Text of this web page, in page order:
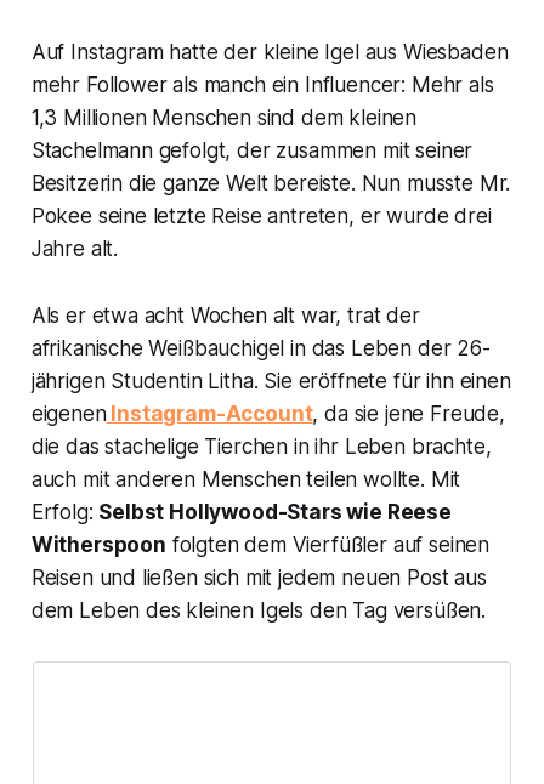
Auf Instagram hatte der kleine Igel aus Wiesbaden
mehr Follower als manch ein Influencer: Mehr als
1,3 Millionen Menschen sind dem kleinen
Stachelmann gefolgt, der zusammen mit seiner
Besitzerin die ganze Welt bereiste. Nun musste Mr.
Pokee seine letzte Reise antreten, er wurde drei
Jahre alt.
Als er etwa acht Wochen alt war, trat der
afrikanische Weißbauchigel in das Leben der 26-
jährigen Studentin Litha. Sie eröffnete für ihn einen
eigenenInstagram-Account, da sie jene Freude,
die das stachelige Tierchen in ihr Leben brachte,
auch mit anderen Menschen teilen wollte. Mit
Erfolg: Selbst Hollywood-Stars wie Reese
Witherspoon folgten dem Vierfüßler auf seinen
Reisen und ließen sich mit jedem neuen Post aus
dem Leben des kleinen Igels den Tag versüßen.